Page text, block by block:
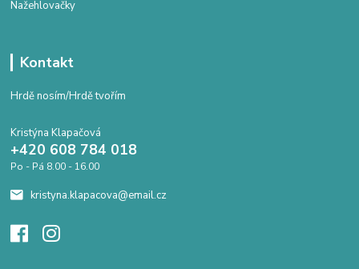
Nažehlovačky
Kontakt
Hrdě nosím/Hrdě tvořím
Kristýna Klapačová
+420 608 784 018
Po - Pá 8.00 - 16.00
kristyna.klapacova@email.cz